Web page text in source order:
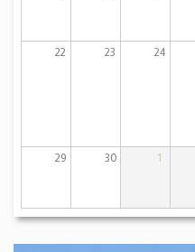
22 23 24
29 30 1